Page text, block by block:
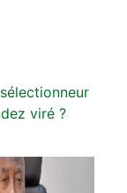
viré ?